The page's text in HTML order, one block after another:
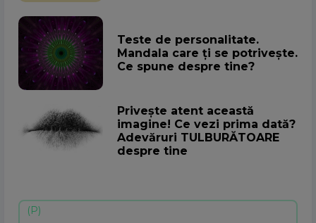
Teste de personalitate.
Mandala care ți se potrivește.
Ce spune despre tine?
Privește atent această
imagine! Ce vezi prima dată?
Adevăruri TULBURĂTOARE
despre tine